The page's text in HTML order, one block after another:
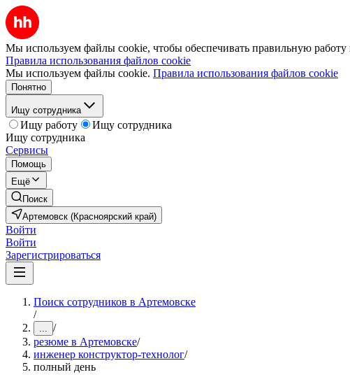
Мы используем файлы cookie, чтобы обеспечивать правильную работу
Правила использования файлов cookie
Мы используем файлы cookie. Правила использования файлов cookie
Понятно
Ищу сотрудника
Ищу работу
Ищу сотрудника
Ищу сотрудника
Сервисы
Помощь
Ещё
Поиск
Артемовск (Красноярский край)
Войти
Войти
Зарегистрироваться
Поиск сотрудников в Артемовске
/
... /
резюме в Артемовске/
инженер конструктор-технолог/
полный день